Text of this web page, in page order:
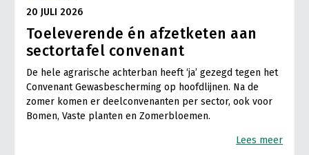
20 JULI 2026
Toeleverende én afzetketen aan
sectortafel convenant
De hele agrarische achterban heeft ‘ja’ gezegd tegen het
Convenant Gewasbescherming op hoofdlijnen. Na de
zomer komen er deelconvenanten per sector, ook voor
Bomen, Vaste planten en Zomerbloemen.
Lees meer